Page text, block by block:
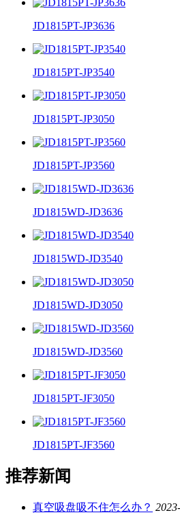
JD1815PT-JP3636
JD1815PT-JP3540
JD1815PT-JP3050
JD1815PT-JP3560
JD1815WD-JD3636
JD1815WD-JD3540
JD1815WD-JD3050
JD1815WD-JD3560
JD1815PT-JF3050
JD1815PT-JF3560
推荐新闻
真空吸盘吸不住怎么办？